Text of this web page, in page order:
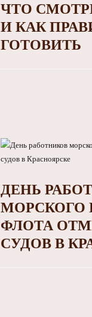
ЧТО
И КАК
ГОТОВИТЬ
ДЕНЬ
МОРСКОГО
ФЛОТА
СУДОВ В